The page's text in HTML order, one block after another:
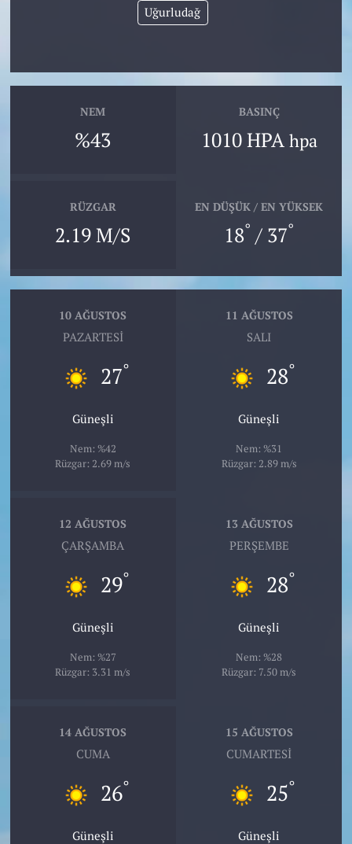
Uğurludağ
NEM
%43
BASINÇ
1010 HPA hpa
RÜZGAR
2.19 M/S
EN DÜŞÜK / EN YÜKSEK
18° / 37°
10 AĞUSTOS
PAZARTESI
27°
Güneşli
Nem: %42
Rüzgar: 2.69 m/s
11 AĞUSTOS
SALI
28°
Güneşli
Nem: %31
Rüzgar: 2.89 m/s
12 AĞUSTOS
ÇARŞAMBA
29°
Güneşli
Nem: %27
Rüzgar: 3.31 m/s
13 AĞUSTOS
PERŞEMBE
28°
Güneşli
Nem: %28
Rüzgar: 7.50 m/s
14 AĞUSTOS
CUMA
26°
Güneşli
15 AĞUSTOS
CUMARTESI
25°
Güneşli